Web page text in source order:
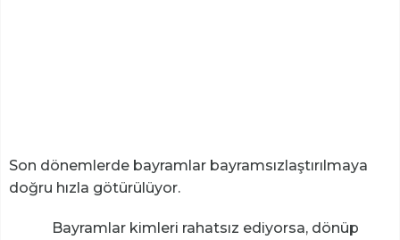
Son dönemlerde bayramlar bayramsızlaştırılmaya
doğru hızla götürülüyor.
Bayramlar kimleri rahatsız ediyorsa, dönüp